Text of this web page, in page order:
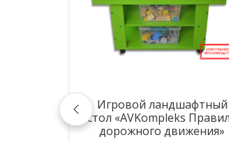
Игровой ландшафтный
стол "AVKompleks М"